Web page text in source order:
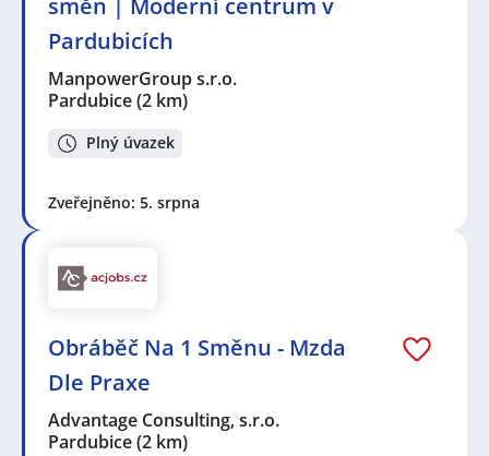
směn | Moderní centrum v
Pardubicích
ManpowerGroup s.r.o.
Pardubice(2 km)
Plný úvazek
Zveřejněno: 5. srpna
Obráběč Na 1 Směnu - Mzda
Dle Praxe
Advantage Consulting, s.r.o.
Pardubice(2 km)